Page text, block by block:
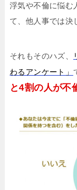
浮気や不倫に悩む
て、他人事では決
それもそのハズ、
わるアンケート」
と4割の人が不